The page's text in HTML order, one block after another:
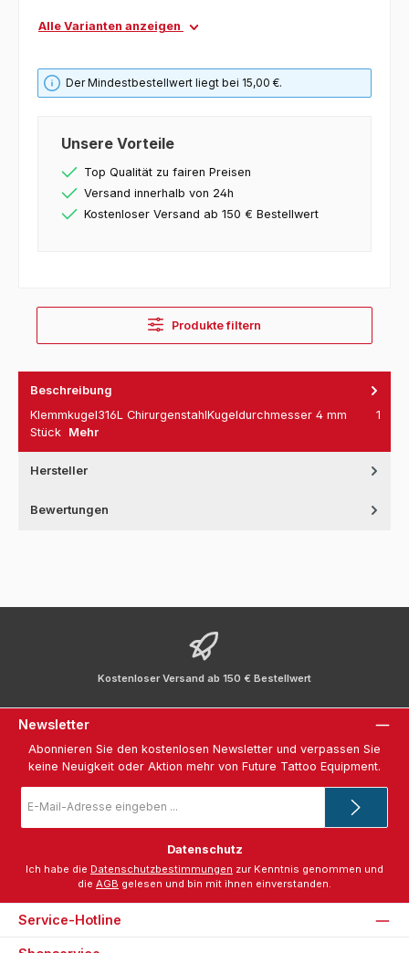
Alle Varianten anzeigen
Der Mindestbestellwert liegt bei 15,00 €.
Unsere Vorteile
Top Qualität zu fairen Preisen
Versand innerhalb von 24h
Kostenloser Versand ab 150 € Bestellwert
Produkte filtern
Beschreibung
Klemmkugel316L ChirurgenstahlKugeldurchmesser 4 mm 1
Stück Mehr
Hersteller
Bewertungen
Kostenloser Versand ab 150 € Bestellwert
Newsletter
Abonnieren Sie den kostenlosen Newsletter und verpassen Sie
keine Neuigkeit oder Aktion mehr von Future Tattoo Equipment.
Mail-
*
Datenschutz
Ich habe die Datenschutzbestimmungen zur Kenntnis genommen und
die AGB gelesen und bin mit ihnen einverstanden.
Service-Hotline